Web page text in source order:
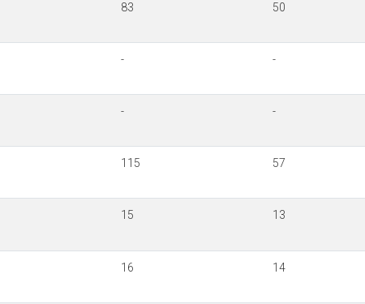
83 50
- -
- -
115 57
15 13
16 14